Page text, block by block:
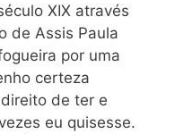
XIX através
de Assis Paula
por uma
certeza
de ter e
eu quisesse.